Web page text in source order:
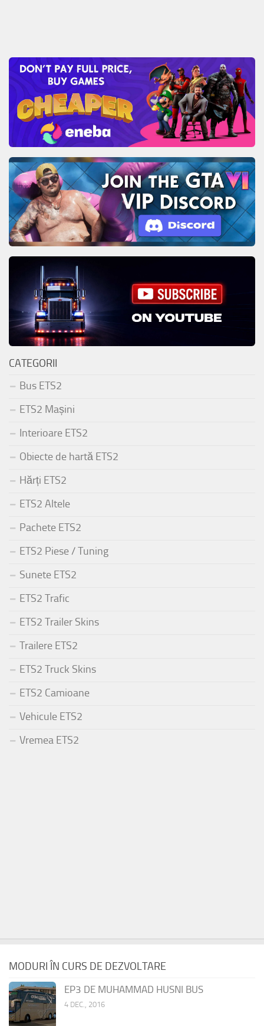
CATEGORII
Bus ETS2
ETS2 Mașini
Interioare ETS2
Obiecte de hartă ETS2
Hărți ETS2
ETS2 Altele
Pachete ETS2
ETS2 Piese / Tuning
Sunete ETS2
ETS2 Trafic
ETS2 Trailer Skins
Trailere ETS2
ETS2 Truck Skins
ETS2 Camioane
Vehicule ETS2
Vremea ETS2
MODURI ÎN CURS DE DEZVOLTARE
EP3 DE MUHAMMAD HUSNI BUS
4 DEC., 2016